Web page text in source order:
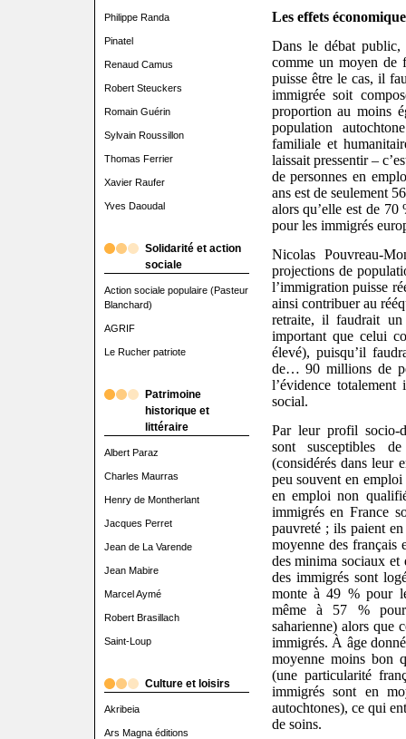
Philippe Randa
Pinatel
Renaud Camus
Robert Steuckers
Romain Guérin
Sylvain Roussillon
Thomas Ferrier
Xavier Raufer
Yves Daoudal
Solidarité et action
sociale
Action sociale populaire (Pasteur
Blanchard)
AGRIF
Le Rucher patriote
Patrimoine
historique et
littéraire
Albert Paraz
Charles Maurras
Henry de Montherlant
Jacques Perret
Jean de La Varende
Jean Mabire
Marcel Aymé
Robert Brasillach
Saint-Loup
Culture et loisirs
Akribeia
Ars Magna éditions
Les effets
Dans le débat public,
comme un moyen de
puisse être le cas, il
immigrée soit
proportion au moins
population
familiale et
laissait pressentir –
de personnes en
ans est de seulement
alors qu’elle est de
pour les immigrés
Nicolas Pouvreau-
projections de
l’immigration puisse
ainsi contribuer au
retraite, il faudrait un
important que celui
élevé), puisqu’il
de… 90 millions de
l’évidence
social.
Par leur profil socio-
sont susceptibles
(considérés dans leur
peu souvent en
en emploi non
immigrés en France
pauvreté ; ils paient
moyenne des français
des minima sociaux
des immigrés sont
monte à 49 % pour
même à 57 %
saharienne) alors que
immigrés. À âge
moyenne moins bon
(une particularité
immigrés sont en
autochtones), ce qui
de soins.